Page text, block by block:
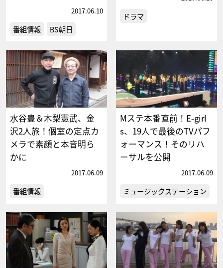
2017.06.10
番組情報 BS朝日
ドラマ
水谷豊＆木梨憲武、金
沢2人旅！個室の定点カ
メラで素顔と本音明ら
かに
2017.06.09
番組情報
Mステ本番直前！E-girl
s、19人で最後のTVパフ
ォーマンス！そのリハ
ーサルを公開
2017.06.09
ミュージックステーション